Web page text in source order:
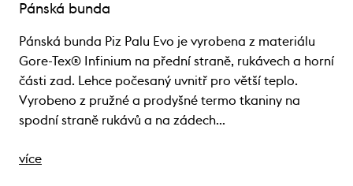
Pánská bunda
Pánská bunda Piz Palu Evo je vyrobena z materiálu
Gore-Tex® Infinium na přední straně, rukávech a horní
části zad. Lehce počesaný uvnitř pro větší teplo.
Vyrobeno z pružné a prodyšné termo tkaniny na
spodní straně rukávů a na zádech…
více